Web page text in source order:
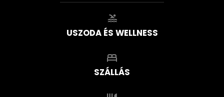
USZODA ÉS WELLNESS
SZÁLLÁS